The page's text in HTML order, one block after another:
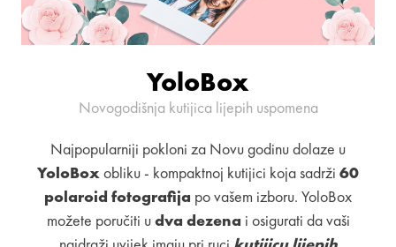
YoloBox
Novogodišnja kutijica lijepih uspomena
Najpopularniji pokloni za Novu godinu dolaze u
YoloBoxobliku - kompaktnoj kutijici koja sadrži 60
polaroid fotografija po vašem izboru. YoloBox
možete poručiti udva dezena i osigurati da vaši